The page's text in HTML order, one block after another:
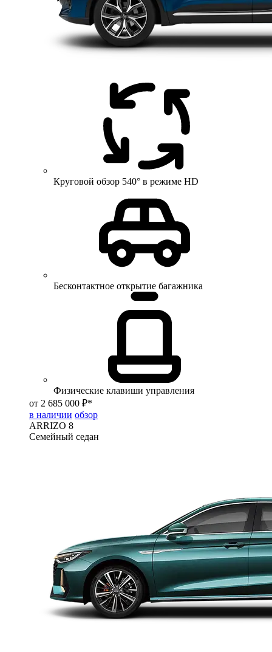
Круговой обзор 540° в режиме HD
Бесконтактное открытие багажника
Физические клавиши управления
от 2 685 000 ₽*
в наличии обзор
ARRIZO 8
Семейный седан